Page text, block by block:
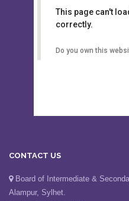
Secondary
Sylhet
This page can't
Board of Intermediate &